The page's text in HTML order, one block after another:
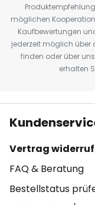
möglichen
Kaufbewertungen
jederzeit möglich über
finden oder über
erhalten
Vertrag
FAQ & Beratung
Bestellstatus